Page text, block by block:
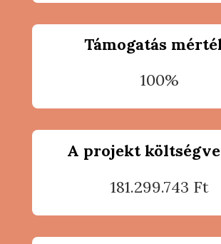
Támogatás
100%
A projekt
181.299.743 Ft